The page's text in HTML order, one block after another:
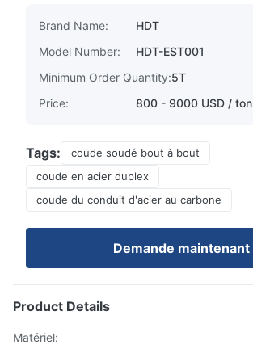
Brand Name:
HDT
Model Number:
HDT-EST001
Minimum Order Quantity:5T
Price:
800 - 9000 USD / ton
Tags:
coude soudé bout à bout
coude en acier duplex
coude du conduit d'acier au carbone
Demande maintenant
Product Details
Matériel: